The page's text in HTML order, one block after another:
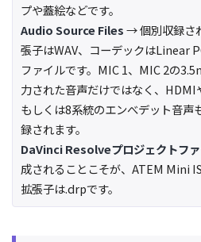
プや蓋絵などです。
Audio Source Files→ 個別収録さ
張子はWAV、コーデックはLinear
ファイルです。MIC 1、MIC 2の
力された音声だけではなく、HDMI
もしくは8系統のエンべデット音声
録されます。
DaVinci Resolveプロジェクトフ
成されることこそが、ATEM Mini
拡張子は.drpです。